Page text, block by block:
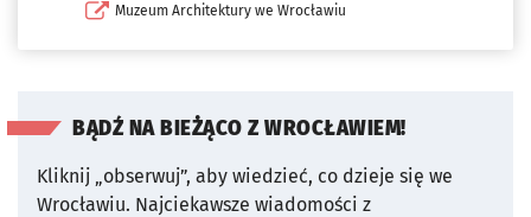
Muzeum Architektury we Wrocławiu
BĄDŹ NA BIEŻĄCO Z WROCŁAWIEM!
Kliknij „obserwuj”, aby wiedzieć, co dzieje się we
Wrocławiu. Najciekawsze wiadomości z